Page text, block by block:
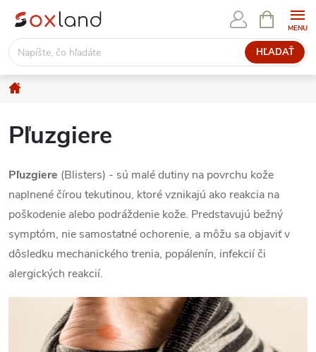
Prejsť
obsah
HĽADAŤ
KOŠÍK
Domov
Pľuzgiere
Pľuzgiere (Blisters) - sú malé dutiny na povrchu kože
naplnené čírou tekutinou, ktoré vznikajú ako reakcia na
poškodenie alebo podráždenie kože. Predstavujú bežný
symptóm, nie samostatné ochorenie, a môžu sa objaviť v
dôsledku mechanického trenia, popálenín, infekcií či
alergických reakcií.